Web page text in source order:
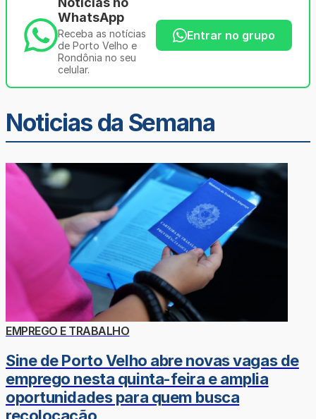
WhatsApp
Receba as notícias
de Porto Velho e
Rondônia no seu
celular.
Entrar no grupo
Noticias da Semana
EMPREGO E TRABALHO
Sine de Porto Velho abre novas vagas de
emprego nesta quinta-feira e amplia
oportunidades para quem busca